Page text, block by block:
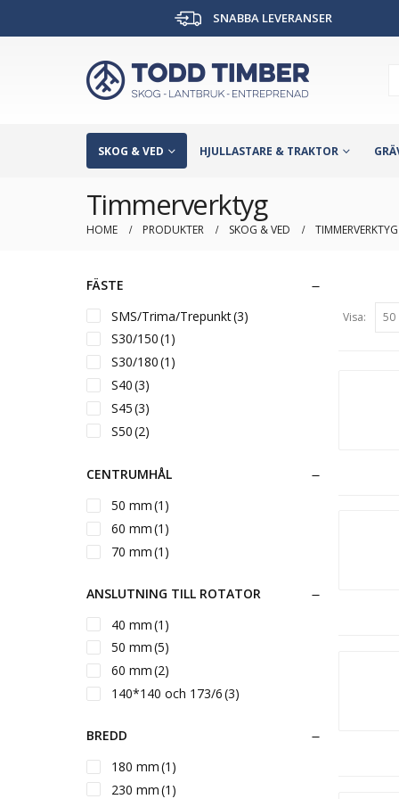
SNABBA LEVERANSER
SKOG & VED HJULLASTARE & TRAKTOR
Timmerverktyg
HOME PRODUKTER SKOG & VED TIMMERVERKTYG
FÄSTE
SMS/Trima/Trepunkt(3)
S30/150(1)
S30/180(1)
S40(3)
S45(3)
S50(2)
Bultförband
Hylsa(2)
Euro/Trepunkt
CENTRUMHÅL
50 mm(1)
60 mm(1)
70 mm(1)
ANSLUTNING TILL ROTATOR
40 mm(1)
50 mm(5)
60 mm(2)
140*140 och 173/6(3)
BREDD
180 mm(1)
230 mm(1)
Visa: